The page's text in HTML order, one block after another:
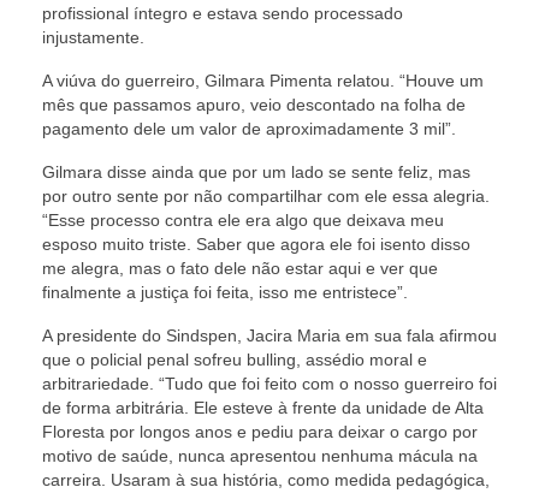
Notícias
Pautas Nacionais
Convênios
Fale Conosco
Permutas Disponíveis
Área do Filiado
profissional íntegro e estava sendo processado
injustamente.
A viúva do guerreiro, Gilmara Pimenta relatou. “Houve um
mês que passamos apuro, veio descontado na folha de
pagamento dele um valor de aproximadamente 3 mil”.
Gilmara disse ainda que por um lado se sente feliz, mas
por outro sente por não compartilhar com ele essa alegria.
“Esse processo contra ele era algo que deixava meu
esposo muito triste. Saber que agora ele foi isento disso
me alegra, mas o fato dele não estar aqui e ver que
finalmente a justiça foi feita, isso me entristece”.
A presidente do Sindspen, Jacira Maria em sua fala afirmou
que o policial penal sofreu bulling, assédio moral e
arbitrariedade. “Tudo que foi feito com o nosso guerreiro foi
de forma arbitrária. Ele esteve à frente da unidade de Alta
Floresta por longos anos e pediu para deixar o cargo por
motivo de saúde, nunca apresentou nenhuma mácula na
carreira. Usaram à sua história, como medida pedagógica,